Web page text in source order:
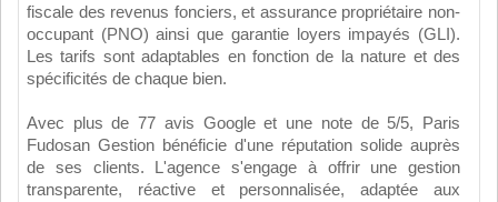
fiscale des revenus fonciers, et assurance propriétaire non-
occupant (PNO) ainsi que garantie loyers impayés (GLI).
Les tarifs sont adaptables en fonction de la nature et des
spécificités de chaque bien.
Avec plus de 77 avis Google et une note de 5/5, Paris
Fudosan Gestion bénéficie d'une réputation solide auprès
de ses clients. L'agence s'engage à offrir une gestion
transparente, réactive et personnalisée, adaptée aux